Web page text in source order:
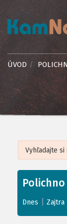
ÚVOD
+
−
Leaflet| ©
Polichno
Dnes Zajtra